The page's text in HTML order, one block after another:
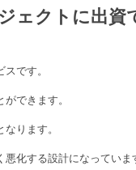
ェクトに出資
です。
ができます。
なります。
化する設計になっていま